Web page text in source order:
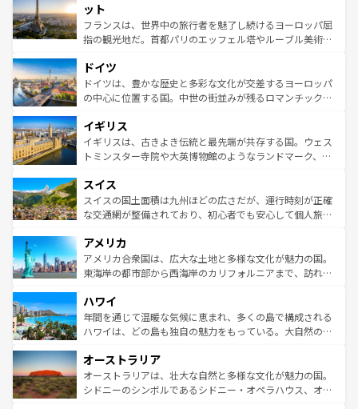
なお、新着のイタリア情報は
しい。
れる闘牛、そして美味しいタパスが生活の一部となってい
る。首都マドリードの洗練された雰囲気や、バルセロナの
アートに溢れた街角から、地方では古代ローマ遺跡や中世
せる。地方によって風土や気候が異なるスペインはその個
性で訪れる人を魅了する。 なお、新着のスペイン情報は コ
ンテンツ一覧を参照してほしい。
ット
フランスは、世界中の旅行者を魅了し続けるヨーロッパ屈
指の観光地だ。首都パリのエッフェル塔やルーブル美術館
で、幅広い魅力が詰まっている。華麗な宮殿、歴史的な大
聖堂、美しいビーチ、そして豊かな自然が、訪れる者を心
から魅了する。また、フランスは美食の国としても知ら
いる。シャンパンの発祥地であるランス、プロヴァンスの
香り高いラベンダー畑など、多彩な楽しみ方が可能だ。さ
らに、パリ以外の地域にも魅力が溢れており、どの街角に
れる地方に足を運ぶとそれぞれで全く異なる文化を体験で
きるだろう。 なお、新着のフランス情報はコンテンツ一覧
を参照してほしい。
ドイツ
ドイツは、豊かな歴史と多彩な文化が交差するヨーロッパ
の中心に位置する国。中世の街並みが残るロマンチック街
顔を持つこの国は、どこを歩いても飽きることがない。ベ
ルリンの文化的活気、バイエルン州のアルプスの絶景、そ
してライン川沿いのワイン畑といった風景は必見。ビール
は、お酒好きな人にはぜひ体験してほしい。 なお、新着の
ドイツ情報はコンテンツ一覧を参照してほしい。
イギリス
イギリスは、古きよき伝統と最先端が共存する国。ウェス
トミンスター寺院や大英博物館のようなランドマーク、歴
リアごとに異なる魅力がある。また、優雅なアフタヌーン
ティー、ビール好きにはたまらない英国パブ、サッカー観
戦など、本場だからこそできる体験も豊富。イギリスを旅
ンツ一覧を参照してほしい。
スイス
スイスの国土面積は九州ほどの広さだが、運行時刻が正確
な交通網が整備されており、初心者でも安心して個人旅行
の建物がそのまま残る町や、スイスならではのユニークな
博物館もあり、アルプス観光だけでなく町歩きも満喫する
ことができる。国民の所得が高いため物価も高いが、旅行
ば市内交通費無料で観光を楽しむこともできる。 なお、新
着のスイス情報はコンテンツ一覧 を参照してほしい。
アメリカ
アメリカ合衆国は、広大な土地と多様な文化が魅力の国。
東海岸の都市部から西海岸のカリフォルニアまで、訪れる
のような巨大都市は、観光、ショッピング、エンターテイ
ンメントが詰まった刺激的なスポットだ。一方、アメリカ
西部には大自然が広がり、グランドキャニオンやイエロー
部のニューオーリンズでは、音楽と美食が融合した独特の
文化が魅力。旅行者はアメリカの各地域で異なる魅力を楽
しみながら、その多様性と豊かな歴史を感じることができ
ハワイ
年間を通じて温暖な気候に恵まれ、多くの島で構成される
ハワイは、どの島も独自の魅力をもっている。大自然の神
ワイ島は見逃せない。また、定番の観光地といえばオアフ
島だが、静かな自然を求めるならマウイ島やカウアイ島が
おすすめ。エメラルドグリーンに輝く海をはじめ、豊かな
オーストラリア
オーストラリアは、壮大な自然と多様な文化が魅力の国。
シドニーのシンボルであるシドニー・オペラハウス、オー